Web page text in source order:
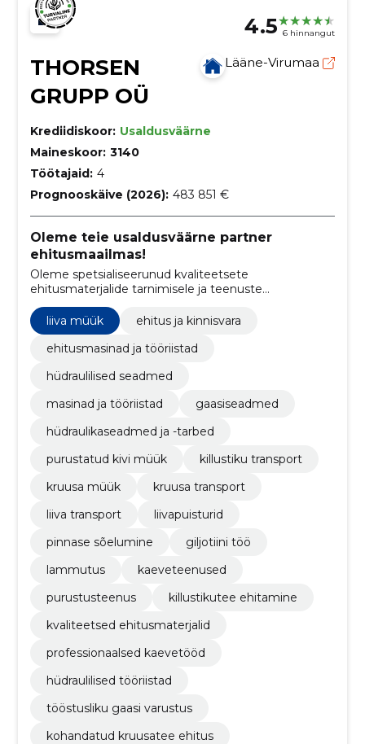
4.5 6 hinnangut
THORSEN
GRUPP OÜ
Lääne-Virumaa
Krediidiskoor: Usaldusväärne
Maineskoor: 3140
Töötajaid: 4
Prognooskäive (2026): 483 851 €
Oleme teie usaldusväärne partner
ehitusmaailmas!
Oleme spetsialiseerunud kvaliteetsete
ehitusmaterjalide tarnimisele ja teenuste
pakkumisele alates lammutamisest kuni kruusateede
ehitamiseni.
liiva müük
ehitus ja kinnisvara
ehitusmasinad ja tööriistad
hüdraulilised seadmed
masinad ja tööriistad
gaasiseadmed
hüdraulikaseadmed ja -tarbed
purustatud kivi müük
killustiku transport
kruusa müük
kruusa transport
liiva transport
liivapuisturid
pinnase sõelumine
giljotiini töö
lammutus
kaeveteenused
purustusteenus
killustikutee ehitamine
kvaliteetsed ehitusmaterjalid
professionaalsed kaevetööd
hüdraulilised tööriistad
tööstusliku gaasi varustus
kohandatud kruusatee ehitus